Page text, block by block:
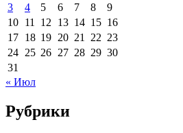
3
4 5 6 7 8
9
10 11 12 13 14 15 16
17 18 19 20 21 22 23
24 25 26 27 28 29 30
31
« Июл
Рубрики